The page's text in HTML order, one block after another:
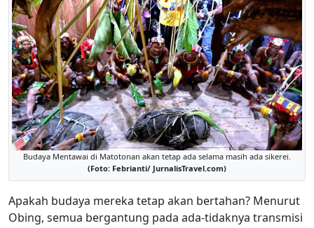
Budaya Mentawai di Matotonan akan tetap ada selama masih ada sikerei.
(Foto: Febrianti/ JurnalisTravel.com)
Apakah budaya mereka tetap akan bertahan? Menurut
Obing, semua bergantung pada ada-tidaknya transmisi